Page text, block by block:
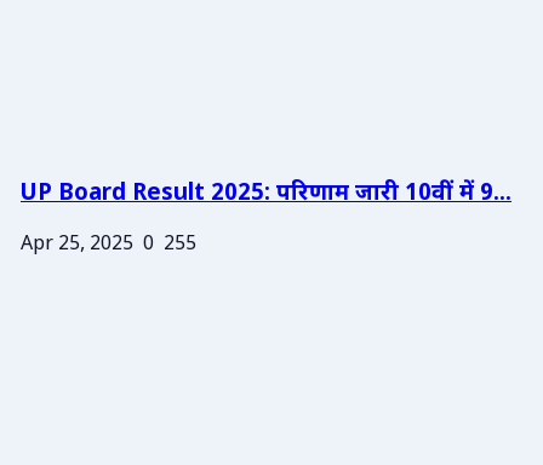
UP Board Result 2025: परिणाम जारी 10वीं में 9...
Apr 25, 2025 0 255